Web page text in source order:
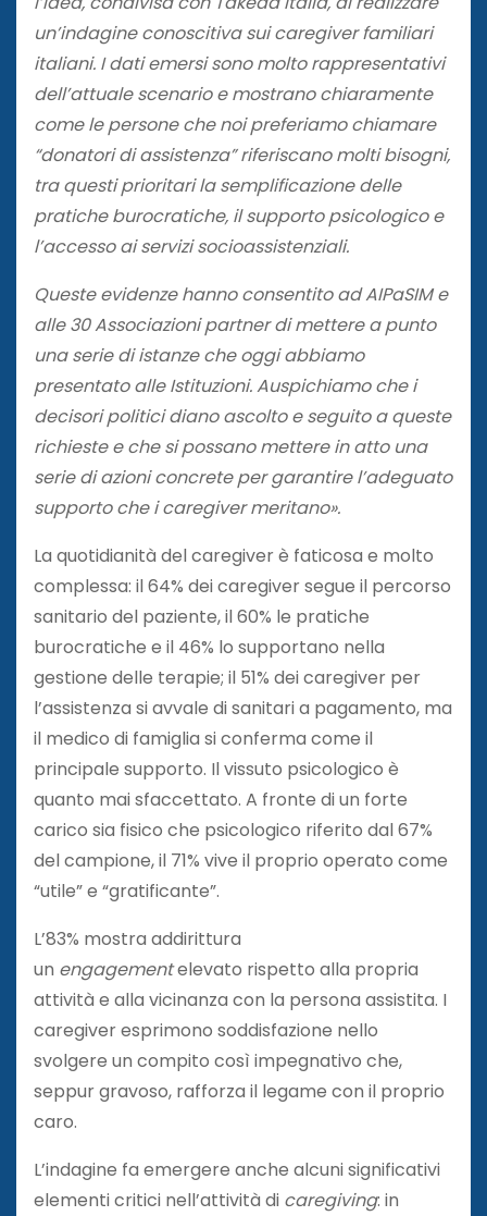
un’indagine conoscitiva sui caregiver familiari
italiani. I dati emersi sono molto rappresentativi
dell’attuale scenario e mostrano chiaramente
come le persone che noi preferiamo chiamare
“donatori di assistenza” riferiscano molti bisogni,
tra questi prioritari la semplificazione delle
pratiche burocratiche, il supporto psicologico e
l’accesso ai servizi socioassistenziali.
Queste evidenze hanno consentito ad AIPaSIM e
alle 30 Associazioni partner di mettere a punto
una serie di istanze che oggi abbiamo
presentato alle Istituzioni. Auspichiamo che i
decisori politici diano ascolto e seguito a queste
richieste e che si possano mettere in atto una
serie di azioni concrete per garantire l’adeguato
supporto che i caregiver meritano».
La quotidianità del caregiver è faticosa e molto
complessa: il 64% dei caregiver segue il percorso
sanitario del paziente, il 60% le pratiche
burocratiche e il 46% lo supportano nella
gestione delle terapie; il 51% dei caregiver per
l’assistenza si avvale di sanitari a pagamento, ma
il medico di famiglia si conferma come il
principale supporto. Il vissuto psicologico è
quanto mai sfaccettato. A fronte di un forte
carico sia fisico che psicologico riferito dal 67%
del campione, il 71% vive il proprio operato come
“utile” e “gratificante”.
L’83% mostra addirittura
un engagementelevato rispetto alla propria
attività e alla vicinanza con la persona assistita. I
caregiver esprimono soddisfazione nello
svolgere un compito così impegnativo che,
seppur gravoso, rafforza il legame con il proprio
caro.
L’indagine fa emergere anche alcuni significativi
elementi critici nell’attività di caregiving: in